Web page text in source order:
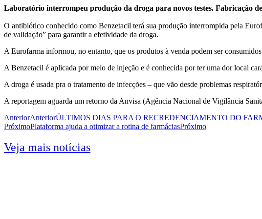
Laboratório interrompeu produção da droga para novos testes. Fabricação
O antibiótico conhecido como Benzetacil terá sua produção interrompida pela
de validação” para garantir a efetividade da droga.
A Eurofarma informou, no entanto, que os produtos à venda podem ser
A Benzetacil é aplicada por meio de injeção e é conhecida por ter uma dor local
A droga é usada pra o tratamento de infecções – que vão desde problemas
A reportagem aguarda um retorno da Anvisa (Agência Nacional de Vigilância
AnteriorAnteriorÚLTIMOS DIAS PARA O RECREDENCIAMENTO DO
PróximoPlataforma ajuda a otimizar a rotina de farmáciasPróximo
Veja mais notícias